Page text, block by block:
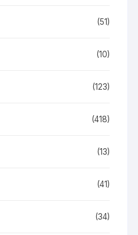
(51)
(10)
(123)
(418)
(13)
(41)
(34)